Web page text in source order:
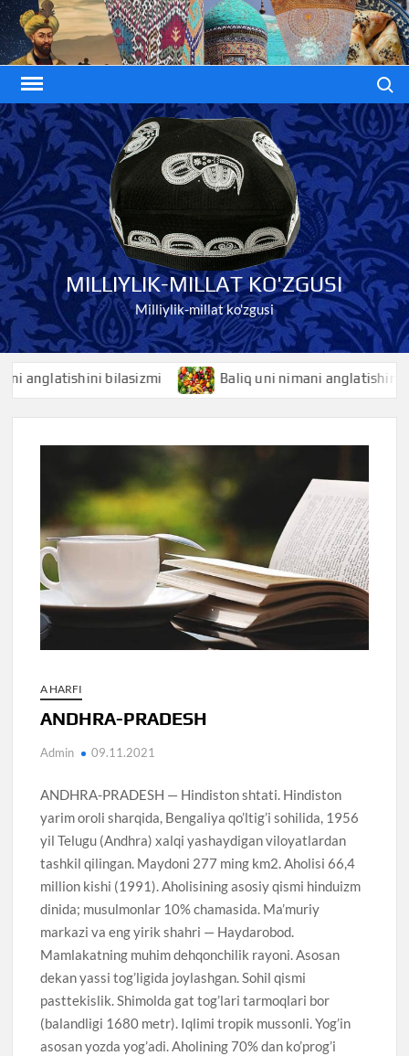
Skip
to
content
MILLIYLIK-MILLAT KO'ZGUSI
Milliylik-millat ko'zgusi
bilasizmi Baliq uni nimani anglatishini
A HARFI
ANDHRA-PRADESH
Admin 09.11.2021
ANDHRA-PRADESH — Hindiston shtati. Hindiston
yarim oroli sharqida, Bengaliya qo’ltig’i sohilida, 1956
yil Telugu (Andhra) xalqi yashaydigan viloyatlardan
tashkil qilingan. Maydoni 277 ming km2. Aholisi 66,4
million kishi (1991). Aholisining asosiy qismi hinduizm
dinida; musulmonlar 10% chamasida. Ma’muriy
markazi va eng yirik shahri — Haydarobod.
Mamlakatning muhim dehqonchilik rayoni. Asosan
dekan yassi tog’ligida joylashgan. Sohil qismi
pasttekislik. Shimolda gat tog’lari tarmoqlari bor
(balandligi 1680 metr). Iqlimi tropik mussonli. Yog’in
asosan yozda yog’adi. Aholining 70% dan ko’prog’i